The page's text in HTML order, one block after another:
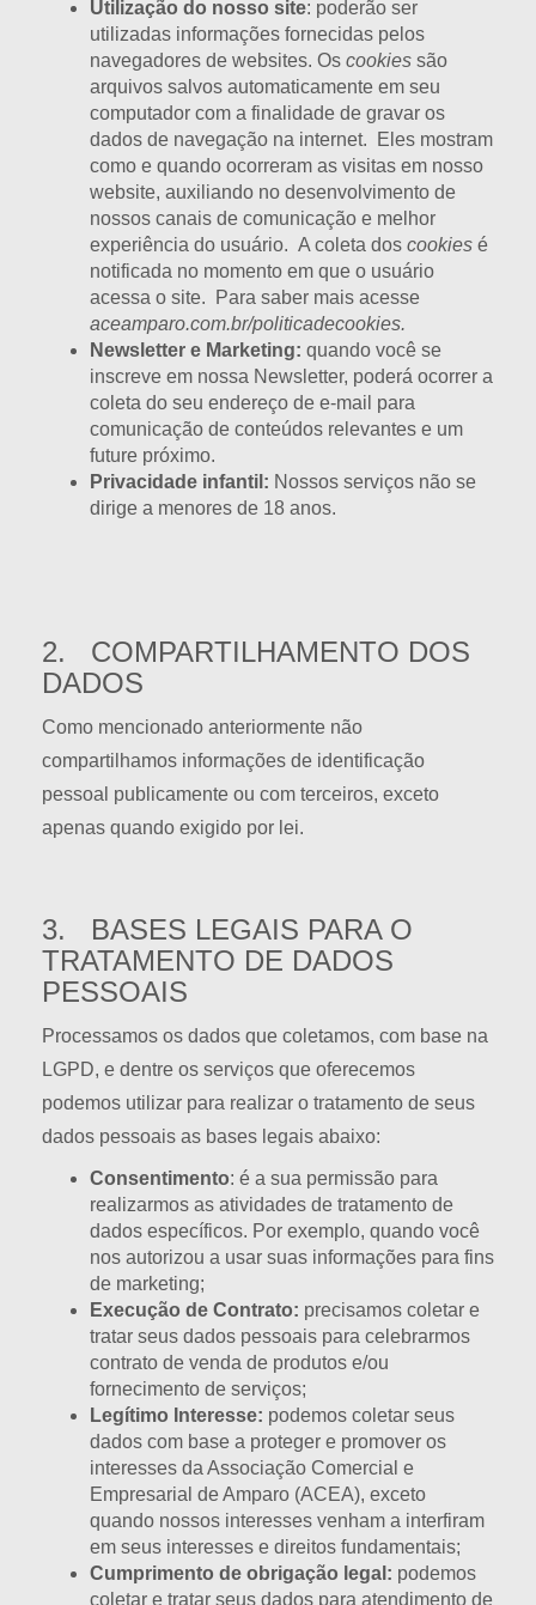
Utilização do nosso site: poderão ser
utilizadas informações fornecidas pelos
navegadores de websites. Os cookies são
arquivos salvos automaticamente em seu
computador com a finalidade de gravar os
dados de navegação na internet. Eles mostram
como e quando ocorreram as visitas em nosso
website, auxiliando no desenvolvimento de
nossos canais de comunicação e melhor
experiência do usuário. A coleta dos cookies é
notificada no momento em que o usuário
acessa o site. Para saber mais acesse
aceamparo.com.br/politicadecookies.
Newsletter e Marketing: quando você se
inscreve em nossa Newsletter, poderá ocorrer a
coleta do seu endereço de e-mail para
comunicação de conteúdos relevantes e um
future próximo.
Privacidade infantil: Nossos serviços não se
dirige a menores de 18 anos.
2. COMPARTILHAMENTO DOS
DADOS
Como mencionado anteriormente não
compartilhamos informações de identificação
pessoal publicamente ou com terceiros, exceto
apenas quando exigido por lei.
3. BASES LEGAIS PARA O
TRATAMENTO DE DADOS
PESSOAIS
Processamos os dados que coletamos, com base na
LGPD, e dentre os serviços que oferecemos
podemos utilizar para realizar o tratamento de seus
dados pessoais as bases legais abaixo:
Consentimento: é a sua permissão para
realizarmos as atividades de tratamento de
dados específicos. Por exemplo, quando você
nos autorizou a usar suas informações para fins
de marketing;
Execução de Contrato: precisamos coletar e
tratar seus dados pessoais para celebrarmos
contrato de venda de produtos e/ou
fornecimento de serviços;
Legítimo Interesse: podemos coletar seus
dados com base a proteger e promover os
interesses da Associação Comercial e
Empresarial de Amparo (ACEA), exceto
quando nossos interesses venham a interfiram
em seus interesses e direitos fundamentais;
Cumprimento de obrigação legal: podemos
coletar e tratar seus dados para atendimento de